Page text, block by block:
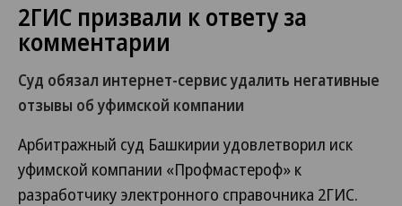
2ГИС призвали к ответу за
комментарии
Суд обязал интернет-сервис удалить негативные
отзывы об уфимской компании
Арбитражный суд Башкирии удовлетворил иск
уфимской компании «Профмастероф» к
разработчику электронного справочника 2ГИС.